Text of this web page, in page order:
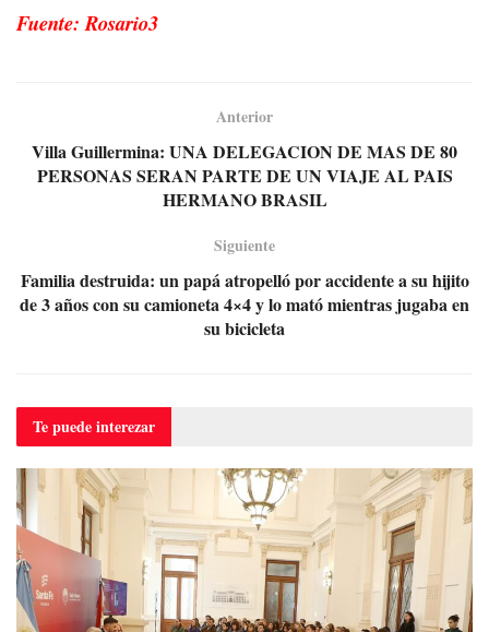
Fuente: Rosario3
Anterior
Villa Guillermina: UNA DELEGACION DE MAS DE 80
PERSONAS SERAN PARTE DE UN VIAJE AL PAIS
HERMANO BRASIL
Siguiente
Familia destruida: un papá atropelló por accidente a su hijito
de 3 años con su camioneta 4×4 y lo mató mientras jugaba en
su bicicleta
Te puedeinterezar